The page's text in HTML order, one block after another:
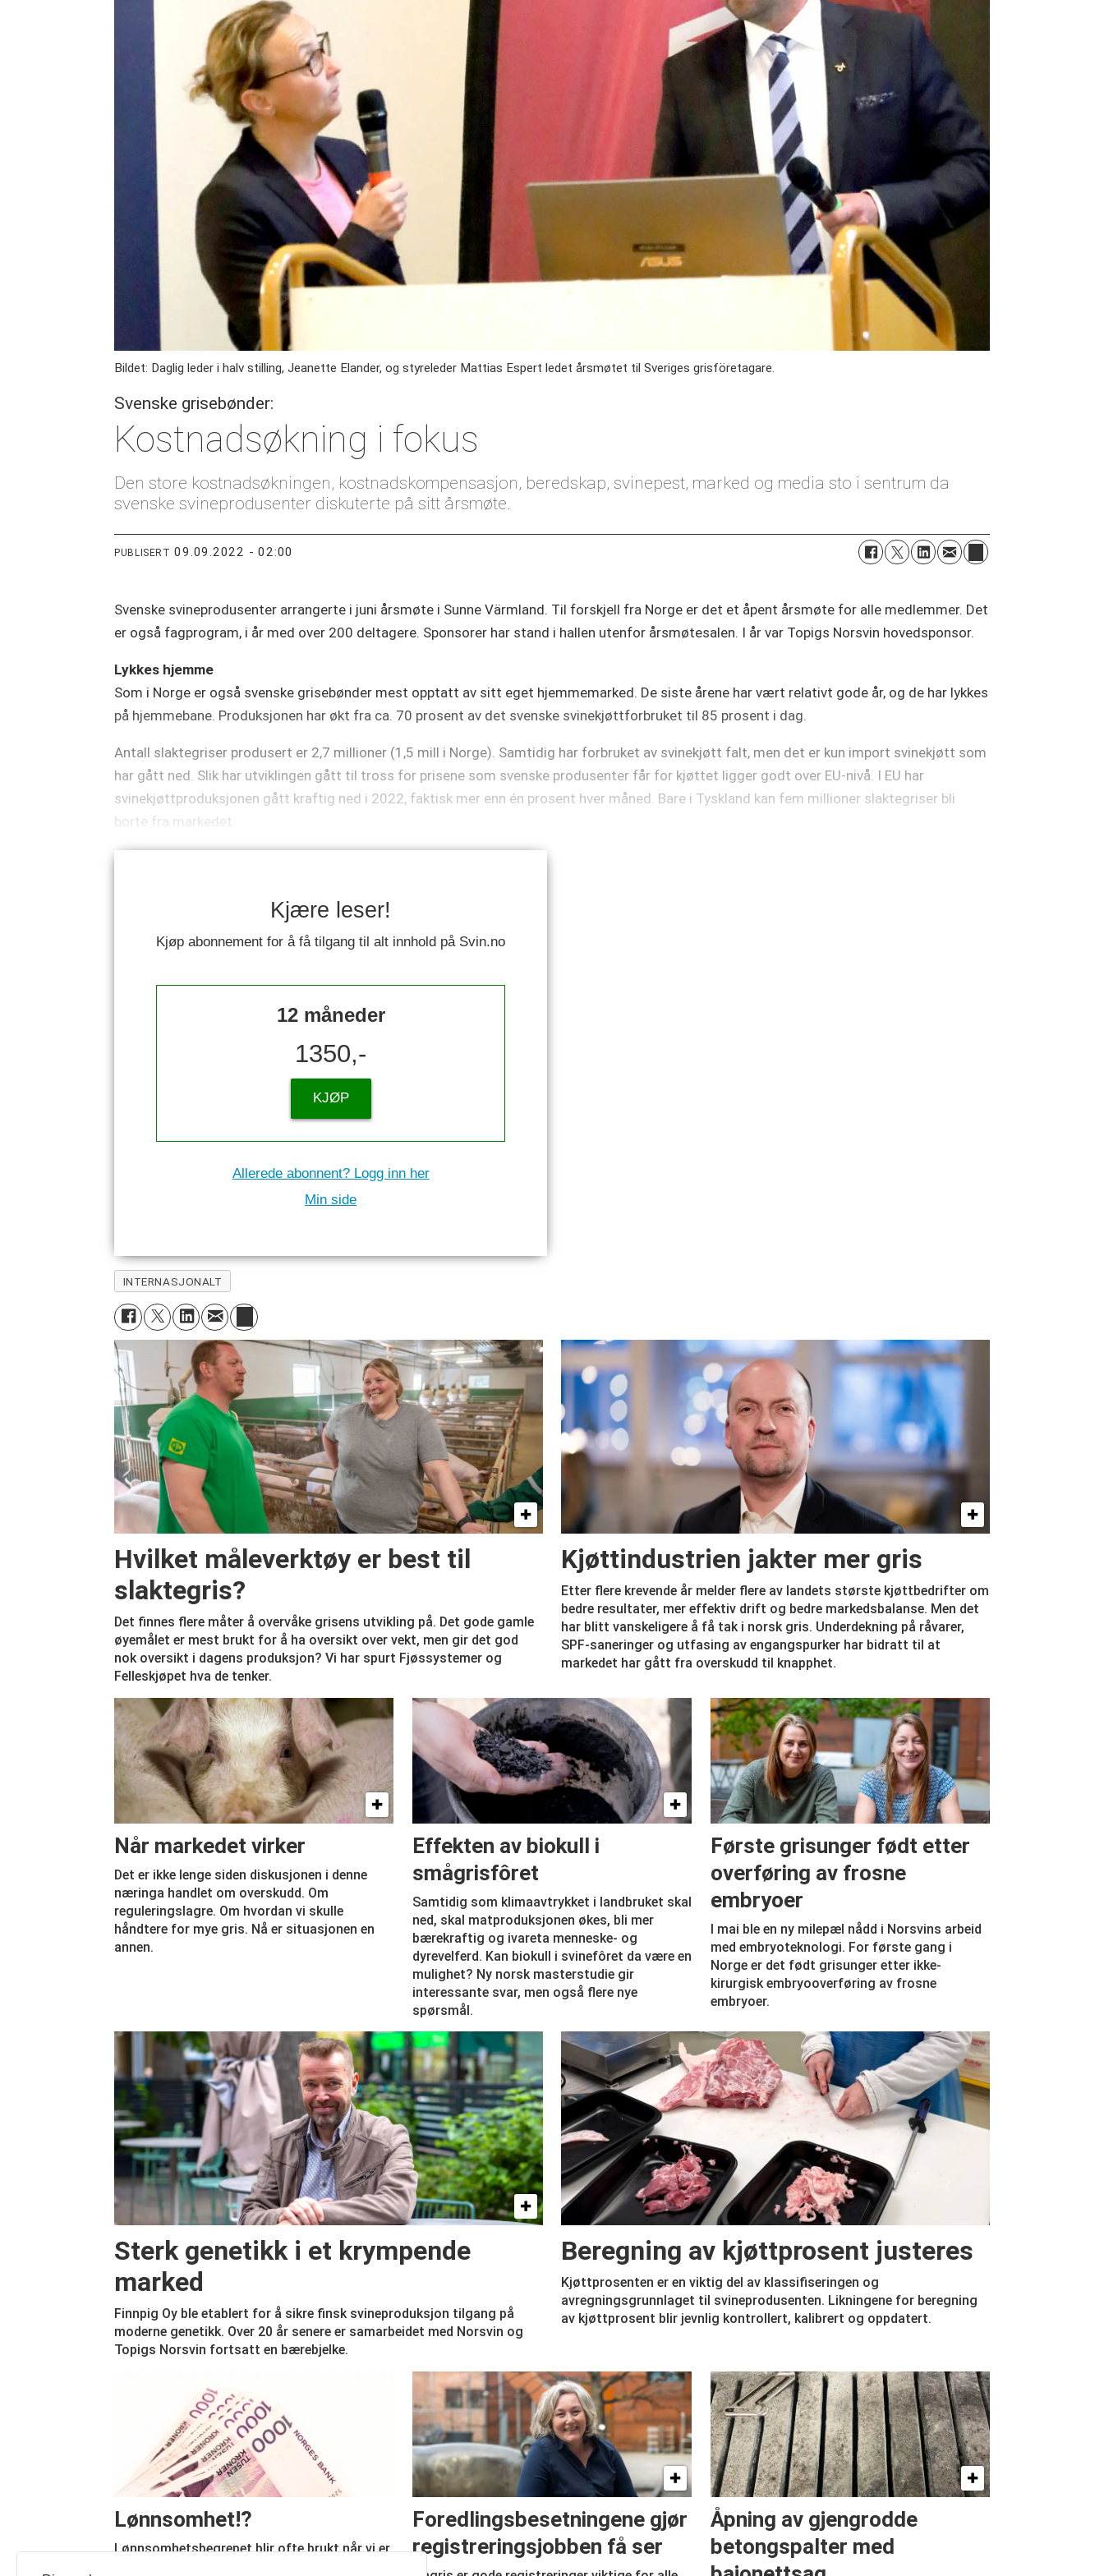
Bildet: Daglig leder i halv stilling, Jeanette Elander, og styreleder Mattias Espert ledet årsmøtet til Sveriges grisföretagare.
Svenske grisebønder:
Kostnadsøkning i fokus
Den store kostnadsøkningen, kostnadskompensasjon, beredskap, svinepest, marked og media sto i sentrum da
svenske svineprodusenter diskuterte på sitt årsmøte.
PUBLISERT 09.09.2022 - 02:00
Svenske svineprodusenter arrangerte i juni årsmøte i Sunne Värmland. Til forskjell fra Norge er det et åpent årsmøte for alle medlemmer. Det
er også fagprogram, i år med over 200 deltagere. Sponsorer har stand i hallen utenfor årsmøte­salen. I år var Topigs Norsvin hovedsponsor.
Lykkes hjemme
Som i Norge er også svenske grisebønder mest opptatt av sitt eget hjemmemarked. De siste årene har vært relativt gode år, og de har lykkes
på hjemmebane. Produksjonen har økt fra ca. 70 prosent av det svenske svinekjøttforbruket til 85 prosent i dag.
Antall slaktegriser produsert er 2,7 millioner (1,5 mill i Norge). Samtidig har forbruket av svinekjøtt falt, men det er kun import svinekjøtt som
har gått ned. Slik har utviklingen gått til tross for prisene som svenske produsenter får for kjøttet ligger godt over EU-nivå. I EU har
svinekjøttproduksjonen gått kraftig ned i 2022, faktisk mer enn én prosent hver måned. Bare i Tyskland kan fem millioner slaktegriser bli
borte fra markedet.
Kjære leser!
Kjøp abonnement for å få tilgang til alt innhold på Svin.no
12 måneder
1350,-
KJØP
Allerede abonnent? Logg inn her
Min side
INTERNASJONALT
Hvilket måleverktøy er best til
slaktegris?
Det finnes flere måter å overvåke grisens utvikling på. Det gode gamle
øyemålet er mest brukt for å ha oversikt over vekt, men gir det god
nok oversikt i dagens produksjon? Vi har spurt Fjøssystemer og
Felleskjøpet hva de tenker.
Kjøttindustrien jakter mer gris
Etter flere krevende år melder flere av landets største kjøttbedrifter om
bedre resultater, mer effektiv drift og bedre markedsbalanse. Men det
har blitt vanskeligere å få tak i norsk gris. Underdekning på råvarer,
SPF-saneringer og utfasing av engangspurker har bidratt til at
markedet har gått fra overskudd til knapphet.
Når markedet virker
Det er ikke lenge siden diskusjonen i denne
næringa handlet om overskudd. Om
reguleringslagre. Om hvordan vi skulle
håndtere for mye gris. Nå er situasjonen en
annen.
Effekten av biokull i
smågrisfôret
Samtidig som klimaavtrykket i landbruket skal
ned, skal matproduksjonen økes, bli mer
bærekraftig og ivareta menneske- og
dyrevelferd. Kan biokull i svinefôret da være en
mulighet? Ny norsk masterstudie gir
interessante svar, men også flere nye
spørsmål.
Første grisunger født etter
overføring av frosne
embryoer
I mai ble en ny milepæl nådd i Norsvins arbeid
med embryoteknologi. For første gang i
Norge er det født grisunger etter ikke-
kirurgisk embryooverføring av frosne
embryoer.
Sterk genetikk i et krympende
marked
Finnpig Oy ble etablert for å sikre finsk svineproduksjon tilgang på
moderne genetikk. Over 20 år senere er samarbeidet med Norsvin og
Topigs Norsvin fortsatt en bærebjelke.
Beregning av kjøttprosent justeres
Kjøttprosenten er en viktig del av klassifiseringen og
avregningsgrunnlaget til svineprodusenten. Likningene for beregning
av kjøttprosent blir jevnlig kontrollert, kalibrert og oppdatert.
Lønnsomhet!?
Lønnsomhetsbegrepet blir ofte brukt når vi er
Foredlingsbesetningene gjør
registreringsjobben få ser
Åpning av gjengrodde
betongspalter med